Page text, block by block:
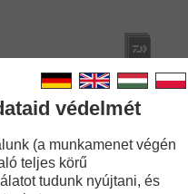
Katalógus
KIEGÉSZÍTŐK
védelmét
(a munkamenet végén
teljes körű
tudunk nyújtani, és